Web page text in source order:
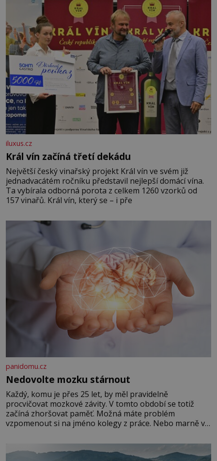
iluxus.cz
Král vín začíná třetí dekádu
Největší český vinařský projekt Král vín ve svém již
jednadvacátém ročníku představil nejlepší domácí vína.
Ta vybírala odborná porota z celkem 1260 vzorků od
157 vinařů. Král vín, který se – i pře
panidomu.cz
Nedovolte mozku stárnout
Každý, komu je přes 25 let, by měl pravidelně
procvičovat mozkové závity. V tomto období se totiž
začíná zhoršovat paměť. Možná máte problém
vzpomenout si na jméno kolegy z práce. Nebo marně v
Je to opravdu tak, s věkem jako kdyby se paměť
rozhodla stávkovat. Cvičte